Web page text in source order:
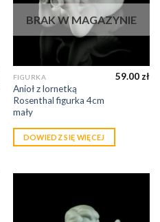
BRAK W MAGAZYNIE
FIGURKA
Anioł z lornetką
Rosenthal figurka 4cm
mały
59.00zł
DOWIEDZ SIĘ WIĘCEJ